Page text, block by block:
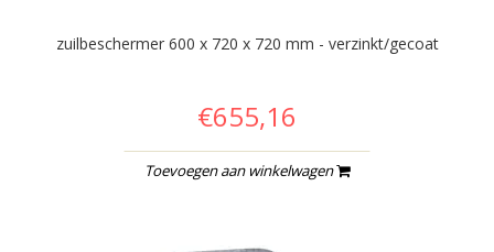
zuilbeschermer 600 x 720 x 720 mm - verzinkt/gecoat
€655,16
Toevoegen aan winkelwagen